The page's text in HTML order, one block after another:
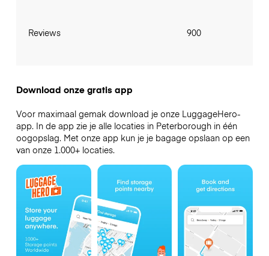
Reviews 900
Download onze gratis app
Voor maximaal gemak download je onze LuggageHero-
app. In de app zie je alle locaties in Peterborough in één
oogopslag. Met onze app kun je je bagage opslaan op een
van onze 1.000+ locaties.